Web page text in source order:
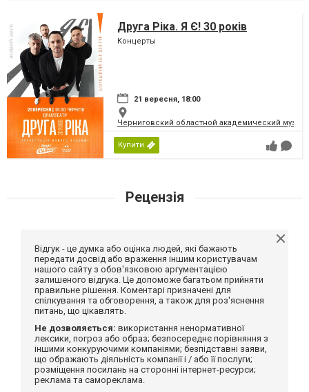
Друга Ріка. Я Є! 30 років
Концерты
21 вересня, 18:00
Черниговский областной академический
Купити
Рецензія
Відгук - це думка або оцінка людей, які бажають
передати досвід або враження іншим користувачам
нашого сайту з обов'язковою аргументацією
залишеного відгука. Це допоможе багатьом прийняти
правильне рішення. Коментарі призначені для
спілкування та обговорення, а також для роз'яснення
питань, що цікавлять.
Не дозволяється: використання ненормативної
лексики, погроз або образ; безпосереднє порівняння з
іншими конкуруючими компаніями; безпідставні заяви,
що ображають діяльність компанії і / або її послуги;
розміщення посилань на сторонні інтернет-ресурси;
реклама та самореклама.